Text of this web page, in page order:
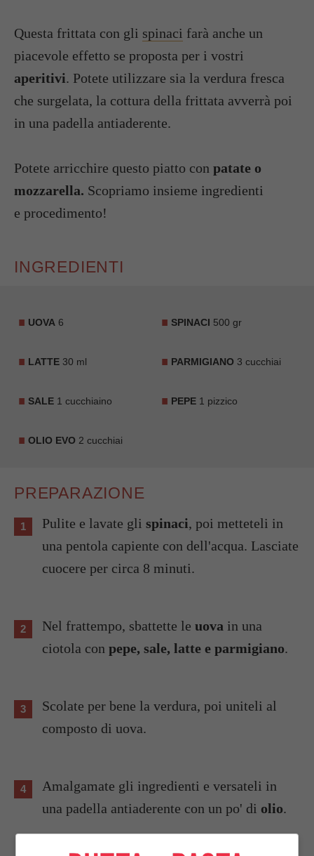
Questa frittata con gli spinaci farà anche un
piacevole effetto se proposta per i vostri
aperitivi. Potete utilizzare sia la verdura fresca
che surgelata, la cottura della frittata avverrà poi
in una padella antiaderente.
Potete arricchire questo piatto con patate o
mozzarella. Scopriamo insieme ingredienti
e procedimento!
INGREDIENTI
UOVA 6 SPINACI 500 gr
LATTE 30 ml PARMIGIANO 3 cucchiai
SALE 1 cucchiaino PEPE 1 pizzico
OLIO EVO 2 cucchiai
PREPARAZIONE
Pulite e lavate gli spinaci, poi metteteli in
una pentola capiente con dell'acqua. Lasciate
cuocere per circa 8 minuti.
Nel frattempo, sbattette le uova in una
ciotola con pepe, sale, latte e parmigiano.
Scolate per bene la verdura, poi uniteli al
composto di uova.
Amalgamate gli ingredienti e versateli in
una padella antiaderente con un po' di olio.